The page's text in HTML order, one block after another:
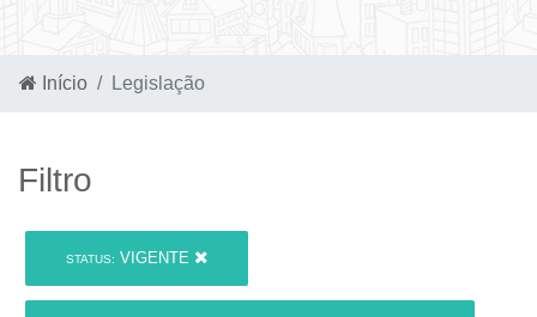
Início Legislação
Filtro
STATUS: VIGENTE